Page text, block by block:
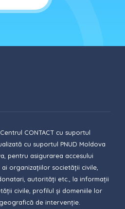
CONTACT cu suportul
cu suportul PNUD Moldova
pentru asigurarea accesului
organizațiilor societății civile,
autorități etc., la informații
civile, profilul și domeniile lor
de intervenție.